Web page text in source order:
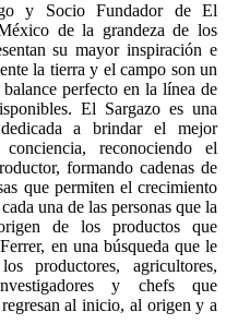
y Socio Fundador de El
de la grandeza de los
su mayor inspiración e
la tierra y el campo son un
perfecto en la línea de
El Sargazo es una
a brindar el mejor
reconociendo el
formando cadenas de
que permiten el crecimiento
una de las personas que la
de los productos que
en una búsqueda que le
productores, agricultores,
y chefs que
al inicio, al origen y a